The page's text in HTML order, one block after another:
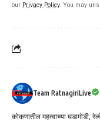
our Privacy Policy. You may
Team RatnagiriLive
कोकणातील महत्वाच्या